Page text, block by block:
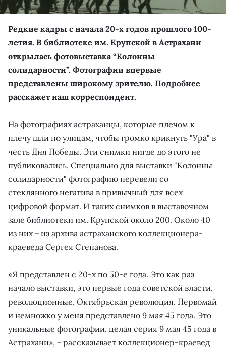
Редкие кадры с начала 20-х годов прошлого 100-
летия. В библиотеке им. Крупской в Астрахани
открылась фотовыставка “Колонны
солидарности”. Фотографии впервые
представлены широкому зрителю. Подробнее
расскажет наш корреспондент.
На фотографиях астраханцы, которые плечом к
плечу шли по улицам, чтобы громко крикнуть "Ура" в
честь Дня Победы. Эти снимки нигде до этого не
публиковались. Специально для выставки "Колонны
солидарности" фотографию перевели со
стеклянного негатива в привычный для всех
цифровой формат. И таких снимков в выставочном
зале библиотеки им. Крупской около 200. Около 40
из них − из архива астраханского коллекционера-
краеведа Сергея Степанова.
«Я представлен с 20-х по 50-е года. Это как раз
начало выставки, это первые года советской власти,
революционные, Октябрьская революция, Первомай
и немножко у меня представлено 9 мая 45 года. Это
уникальные фотографии, целая серия 9 мая 45 года в
Астрахани», − рассказывает коллекционер-краевед